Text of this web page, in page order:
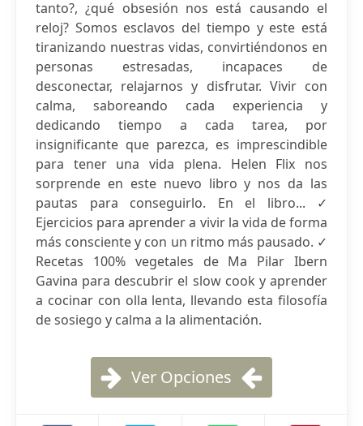
tanto?, ¿qué obsesión nos está causando el
reloj? Somos esclavos del tiempo y este está
tiranizando nuestras vidas, convirtiéndonos en
personas estresadas, incapaces de
desconectar, relajarnos y disfrutar. Vivir con
calma, saboreando cada experiencia y
dedicando tiempo a cada tarea, por
insignificante que parezca, es imprescindible
para tener una vida plena. Helen Flix nos
sorprende en este nuevo libro y nos da las
pautas para conseguirlo. En el libro... ✓
Ejercicios para aprender a vivir la vida de forma
más consciente y con un ritmo más pausado. ✓
Recetas 100% vegetales de Ma Pilar Ibern
Gavina para descubrir el slow cook y aprender
a cocinar con olla lenta, llevando esta filosofía
de sosiego y calma a la alimentación.
Ver Opciones